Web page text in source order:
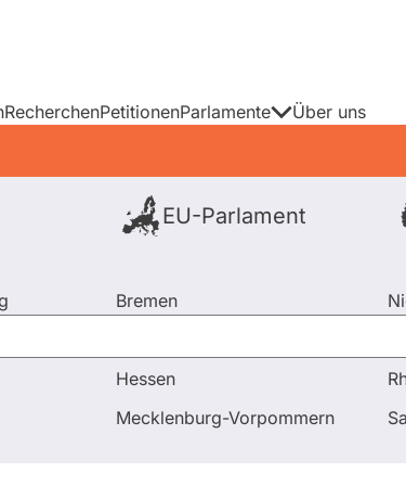
RecherchenPetitionenParlamente
EU-Parlament
Bremen
Hessen
Mecklenburg-Vorpommern
Über uns
Markus Kurth Ausschuss-